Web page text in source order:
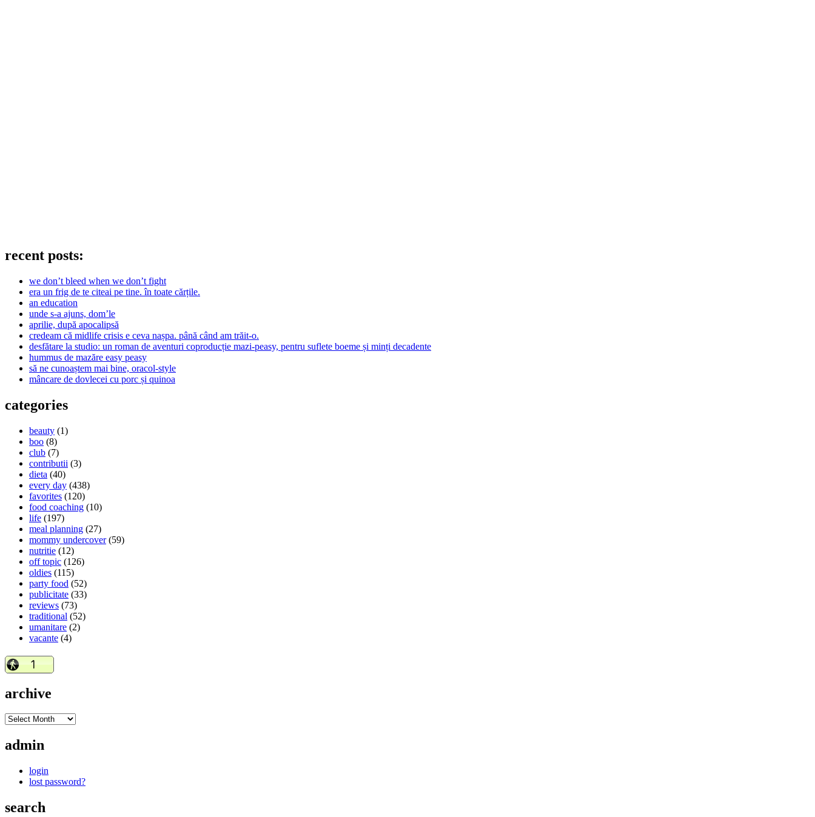
recent posts:
we don’t bleed when we don’t fight
era un frig de te citeai pe tine. în toate cărțile.
an education
unde s-a ajuns, dom’le
aprilie, după apocalipsă
credeam că midlife crisis e ceva nașpa. până când am trăit-o.
desfătare la studio: un roman de aventuri coproducție mazi-peasy, pentru suflete boeme și minți decadente
hummus de mazăre easy peasy
să ne cunoaștem mai bine, oracol-style
mâncare de dovlecei cu porc și quinoa
categories
beauty (1)
boo (8)
club (7)
contributii (3)
dieta (40)
every day (438)
favorites (120)
food coaching (10)
life (197)
meal planning (27)
mommy undercover(59)
nutritie (12)
off topic (126)
oldies (115)
party food (52)
publicitate (33)
reviews (73)
traditional (52)
umanitare (2)
vacante (4)
archive
admin
login
lost password?
search